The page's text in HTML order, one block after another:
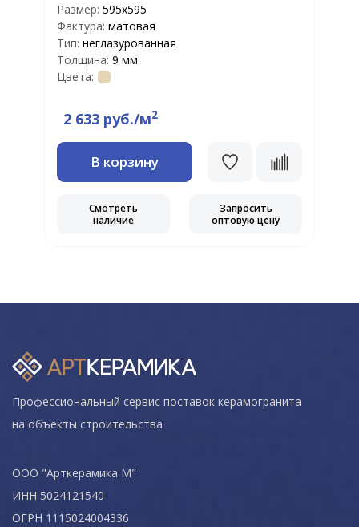
Размер: 595x595
Фактура: матовая
Тип: неглазурованная
Толщина: 9 мм
Цвета:
2 633 руб./м2
В корзину
Смотреть
наличие
Запросить
оптовую цену
Профессиональный сервис поставок керамогранита
на объекты строительства
ООО "Арткерамика М"
ИНН 5024121540
ОГРН 1115024004336